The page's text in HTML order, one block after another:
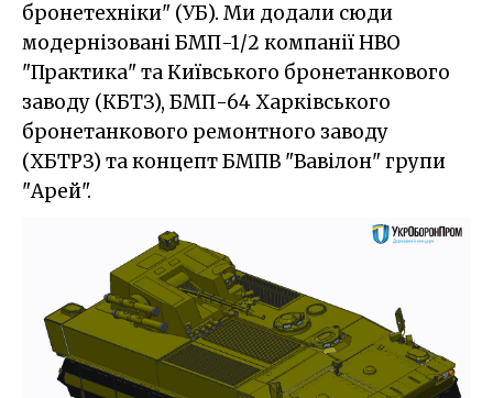
бронетехніки" (УБ). Ми додали сюди
модернізовані БМП-1/2 компанії НВО
"Практика" та Київського бронетанкового
заводу (КБТЗ), БМП-64 Харківського
бронетанкового ремонтного заводу
(ХБТРЗ) та концепт БМПВ "Вавілон" групи
"Арей".